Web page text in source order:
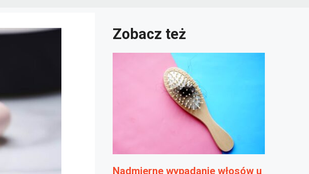
Zobacz też
Nadmierne wypadanie włosów u